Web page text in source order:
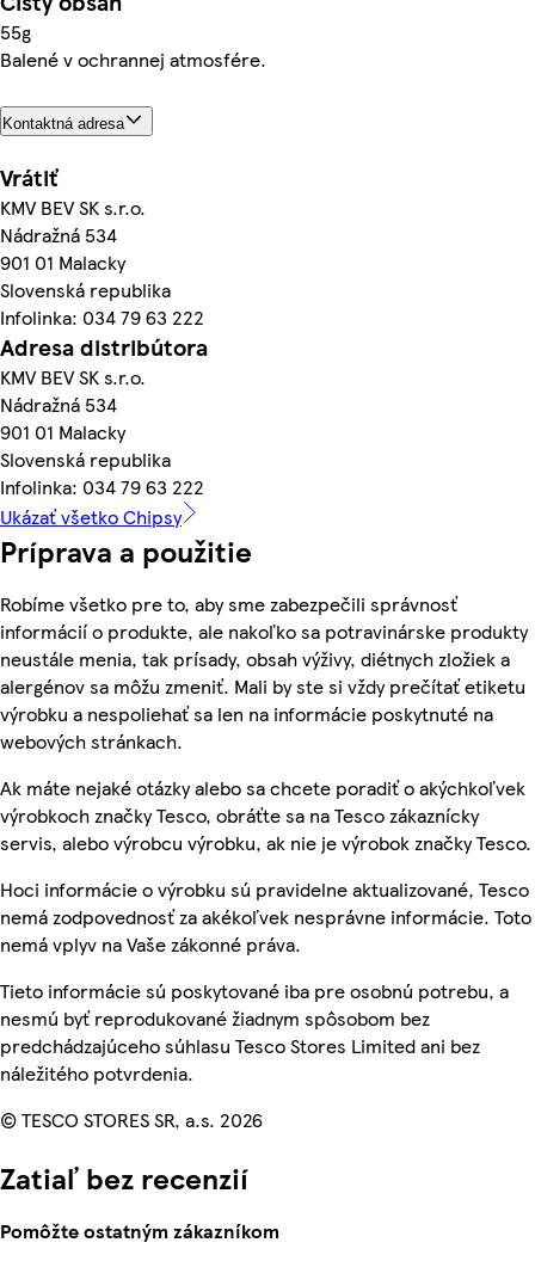
55g
Balené v ochrannej atmosfére.
Kontaktná adresa
Vrátiť
KMV BEV SK s.r.o.
Nádražná 534
901 01 Malacky
Slovenská republika
Infolinka: 034 79 63 222
Adresa distribútora
KMV BEV SK s.r.o.
Nádražná 534
901 01 Malacky
Slovenská republika
Infolinka: 034 79 63 222
Ukázať všetko Chipsy
Príprava a použitie
Robíme všetko pre to, aby sme zabezpečili správnosť
informácií o produkte, ale nakoľko sa potravinárske produkty
neustále menia, tak prísady, obsah výživy, diétnych zložiek a
alergénov sa môžu zmeniť. Mali by ste si vždy prečítať etiketu
výrobku a nespoliehať sa len na informácie poskytnuté na
webových stránkach.
Ak máte nejaké otázky alebo sa chcete poradiť o akýchkoľvek
výrobkoch značky Tesco, obráťte sa na Tesco zákaznícky
servis, alebo výrobcu výrobku, ak nie je výrobok značky Tesco.
Hoci informácie o výrobku sú pravidelne aktualizované, Tesco
nemá zodpovednosť za akékoľvek nesprávne informácie. Toto
nemá vplyv na Vaše zákonné práva.
Tieto informácie sú poskytované iba pre osobnú potrebu, a
nesmú byť reprodukované žiadnym spôsobom bez
predchádzajúceho súhlasu Tesco Stores Limited ani bez
náležitého potvrdenia.
© TESCO STORES SR, a.s. 2026
Zatiaľ bez recenzií
Pomôžte ostatným zákazníkom